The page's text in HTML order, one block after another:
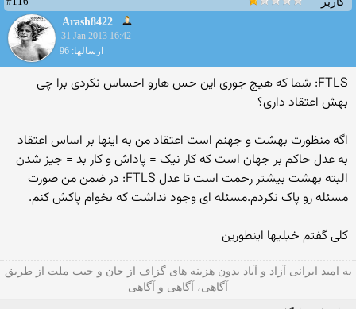
Arash8422
31 Jan 2013 16:42
ارسالها: 96
FTLS: شما که هیچ جوری این حس هارو احساس نکردی برا چی
بهش اعتقاد داری؟
اگه منظورت بهشت و جهنم است اعتقاد من به اینها بر اساس اعتقاد
به عدل حاکم بر جهان است که کار نیک = پاداش و کار بد = جیز شدن
البته بهشت بیشتر رحمت است تا عدل FTLS: در ضمن من صورت
مسئله رو پاک نکردم.مسئله ای وجود نداشت که بخوام پاکش کنم.
کلی گفتم خیلیها اینطورین
به امید ایرانی آزاد و آباد بدون هزینه های گزاف از جان و جیب ملت از طریق
آگاهی، آگاهی و آگاهی